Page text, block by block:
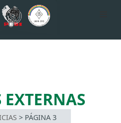
> PÁGINA 3